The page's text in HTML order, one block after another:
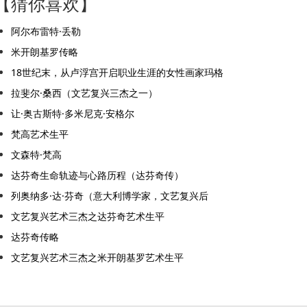
阿尔布雷特·丢勒
米开朗基罗传略
18世纪末，从卢浮宫开启职业生涯的女性画家玛格
拉斐尔·桑西（文艺复兴三杰之一）
让·奥古斯特·多米尼克·安格尔
梵高艺术生平
文森特·梵高
达芬奇生命轨迹与心路历程（达芬奇传）
列奥纳多·达·芬奇（意大利博学家，文艺复兴后
文艺复兴艺术三杰之达芬奇艺术生平
达芬奇传略
文艺复兴艺术三杰之米开朗基罗艺术生平